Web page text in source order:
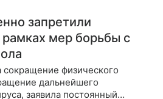
запретили
мер борьбы с
физического
дальнейшего
заявила постоянный